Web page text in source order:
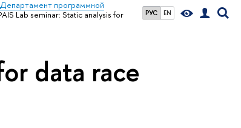
РУС EN
Департамент программной
Lab seminar: Static analysis for
data race